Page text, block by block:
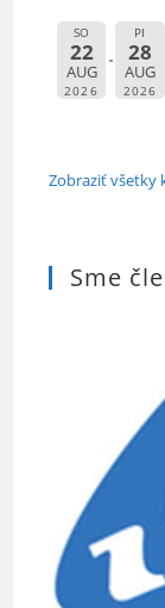
SO
22
AUG
2026
PI
28
AUG
2026
Zobraziť všetky
Sme